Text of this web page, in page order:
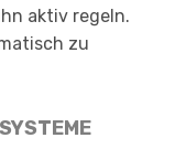
aktiv regeln.
zu